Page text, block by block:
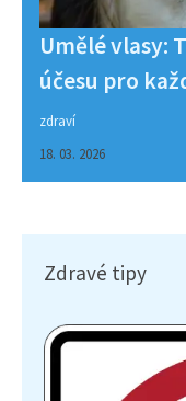
Umělé vlasy:
účesu pro
zdraví
18. 03. 2026
Zdravé tipy